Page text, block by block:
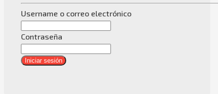
Username o correo electrónico
Contraseña
Iniciar sesión